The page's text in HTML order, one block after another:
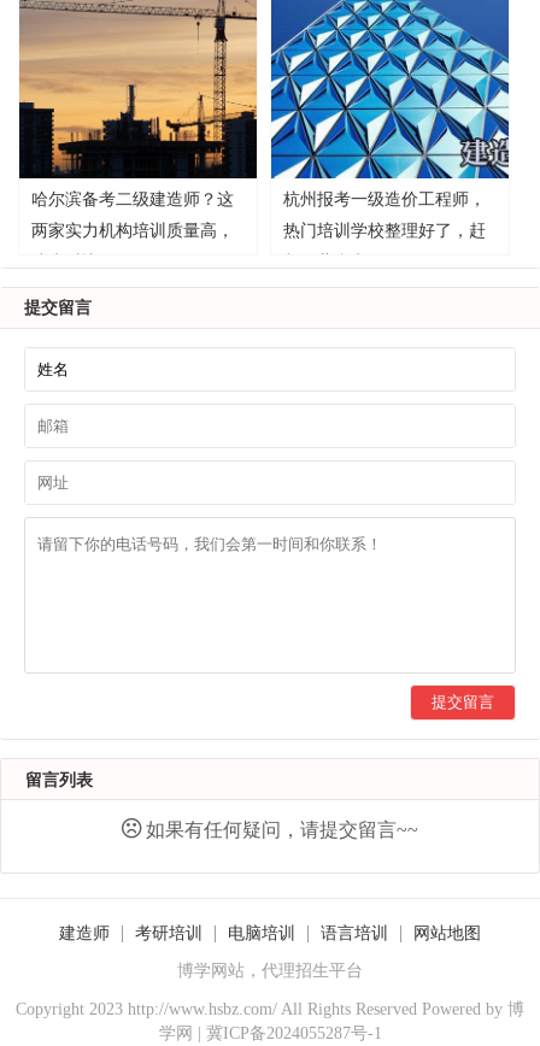
哈尔滨备考二级建造师？这
两家实力机构培训质量高，
杭州报考一级造价工程师，
热门培训学校整理好了，赶
提交留言
提交留言
留言列表
如果有任何疑问，请提交留言~~
建造师 考研培训 电脑培训 语言培训 网站地图
博学网站，代理招生平台
Copyright 2023 http://www.hsbz.com/ All Rights Reserved Powered by 博
学网 | 冀ICP备2024055287号-1